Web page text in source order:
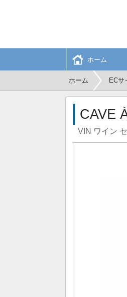
ホーム
ホーム ECサ
CAVE
VIN ワイン